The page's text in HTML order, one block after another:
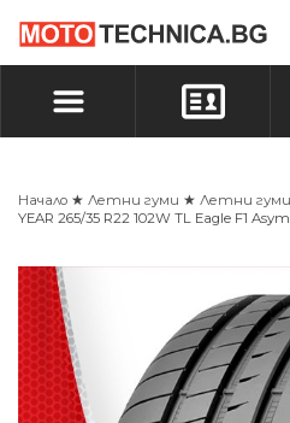
ВХОД
БЪРЗА ПОРЪЧКА ПОРЪЧКА
Начало ★ Летни гуми ★ Летни гуми
YEAR 265/35 R22 102W TL Eagle F1